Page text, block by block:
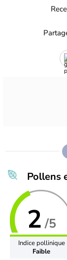
Pollens
2 /5
Indice pollinique
Faible